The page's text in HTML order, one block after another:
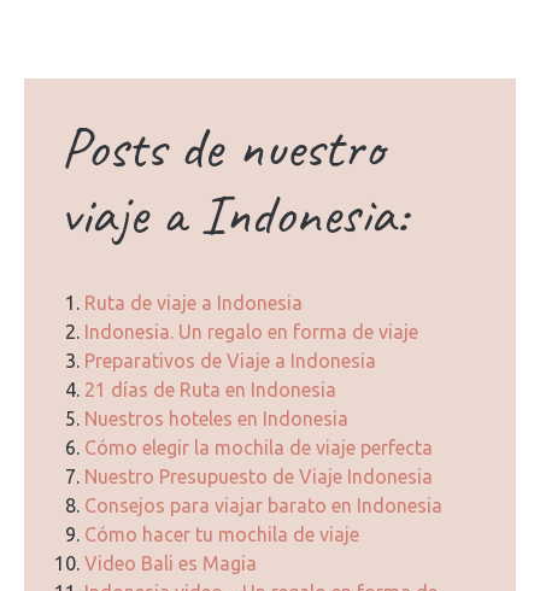
Posts de nuestro
viaje a Indonesia:
Ruta de viaje a Indonesia
Indonesia. Un regalo en forma de viaje
Preparativos de Viaje a Indonesia
21 días de Ruta en Indonesia
Nuestros hoteles en Indonesia
Cómo elegir la mochila de viaje perfecta
Nuestro Presupuesto de Viaje Indonesia
Consejos para viajar barato en Indonesia
Cómo hacer tu mochila de viaje
Video Bali es Magia